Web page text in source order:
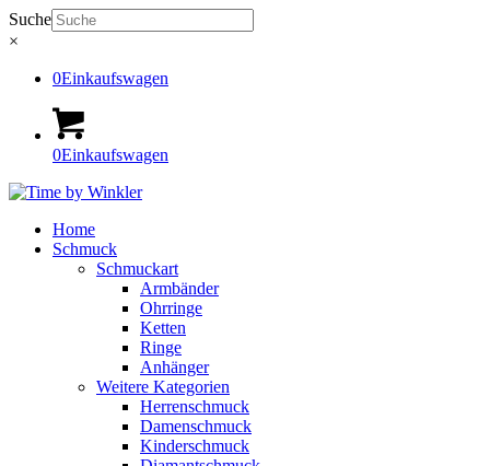
Suche
×
0Einkaufswagen
0Einkaufswagen
Home
Schmuck
Schmuckart
Armbänder
Ohrringe
Ketten
Ringe
Anhänger
Weitere Kategorien
Herrenschmuck
Damenschmuck
Kinderschmuck